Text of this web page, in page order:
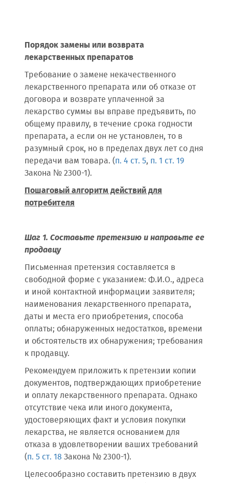
Порядок замены или возврата
лекарственных препаратов
Требование о замене некачественного
лекарственного препарата или об отказе от
договора и возврате уплаченной за
лекарство суммы вы вправе предъявить, по
общему правилу, в течение срока годности
препарата, а если он не установлен, то в
разумный срок, но в пределах двух лет со дня
передачи вам товара. (п. 4 ст. 5, п. 1 ст. 19
Закона № 2300-1).
Пошаговый алгоритм действий для
потребителя
Шаг 1. Составьте претензию и направьте ее
продавцу
Письменная претензия составляется в
свободной форме с указанием: Ф.И.О., адреса
и иной контактной информации заявителя;
наименования лекарственного препарата,
даты и места его приобретения, способа
оплаты; обнаруженных недостатков, времени
и обстоятельств их обнаружения; требования
к продавцу.
Рекомендуем приложить к претензии копии
документов, подтверждающих приобретение
и оплату лекарственного препарата. Однако
отсутствие чека или иного документа,
удостоверяющих факт и условия покупки
лекарства, не является основанием для
отказа в удовлетворении ваших требований
(п. 5 ст. 18 Закона № 2300-1).
Целесообразно составить претензию в двух